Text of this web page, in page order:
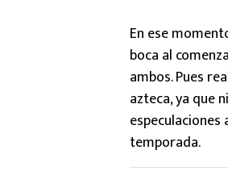
En ese
boca al
ambos. Pues
azteca, ya que
temporada.